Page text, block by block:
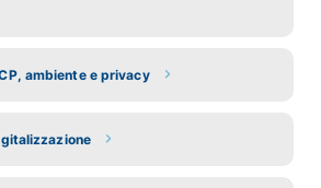
ambiente e privacy